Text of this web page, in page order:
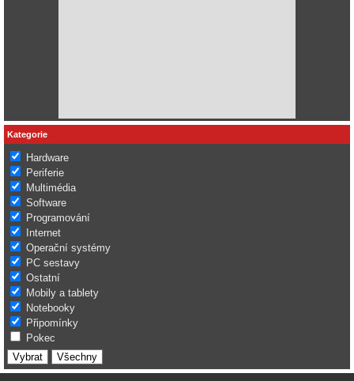
Kategorie
Hardware
Periferie
Multimédia
Software
Programování
Internet
Operační systémy
PC sestavy
Ostatní
Mobily a tablety
Notebooky
Připomínky
Pokec